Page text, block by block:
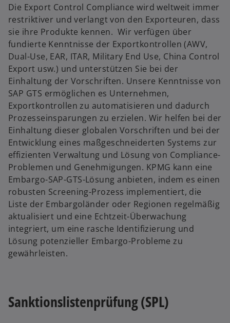
e
ö
e
Die Export Control Compliance wird weltweit immer
restriktiver und verlangt von den Exporteuren, dass
sie ihre Produkte kennen. Wir verfügen über
fundierte Kenntnisse der Exportkontrollen (AWV,
Dual-Use, EAR, ITAR, Military End Use, China Control
Export usw.) und unterstützen Sie bei der
Einhaltung der Vorschriften. Unsere Kenntnisse von
SAP GTS ermöglichen es Unternehmen,
Exportkontrollen zu automatisieren und dadurch
Prozesseinsparungen zu erzielen. Wir helfen bei der
Einhaltung dieser globalen Vorschriften und bei der
Entwicklung eines maßgeschneiderten Systems zur
effizienten Verwaltung und Lösung von Compliance-
Problemen und Genehmigungen. KPMG kann eine
Embargo-SAP-GTS-Lösung anbieten, indem es einen
robusten Screening-Prozess implementiert, die
Liste der Embargoländer oder Regionen regelmäßig
aktualisiert und eine Echtzeit-Überwachung
integriert, um eine rasche Identifizierung und
Lösung potenzieller Embargo-Probleme zu
gewährleisten.
Sanktionslistenprüfung (SPL)